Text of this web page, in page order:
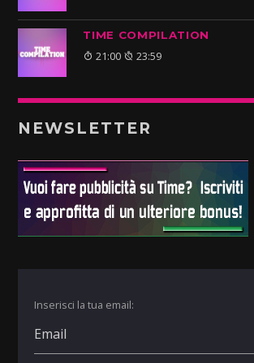
TIME COMPILATION
21:00 23:59
NEWSLETTER
Inserisci la tua email: